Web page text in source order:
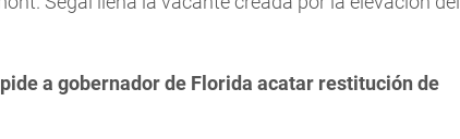
a gobernador de Florida acatar restitución de